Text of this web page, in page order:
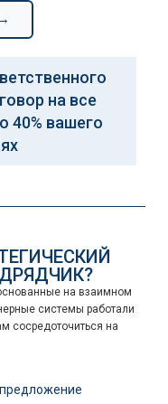
на все
40% вашего
на взаимном
системы работали
сосредоточиться на